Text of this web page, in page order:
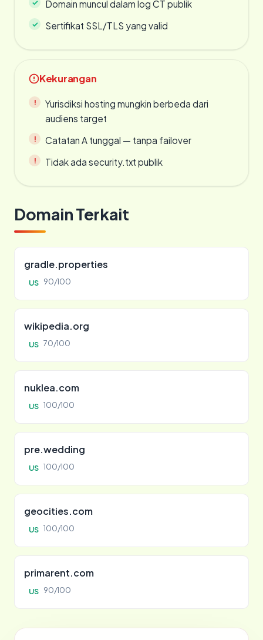
Domain muncul dalam log CT publik
Sertifikat SSL/TLS yang valid
Kekurangan
Yurisdiksi hosting mungkin berbeda dari
audiens target
Catatan A tunggal — tanpa failover
Tidak ada security.txt publik
Domain Terkait
gradle.properties
US 90/100
wikipedia.org
US 70/100
nuklea.com
US 100/100
pre.wedding
US 100/100
geocities.com
US 100/100
primarent.com
US 90/100